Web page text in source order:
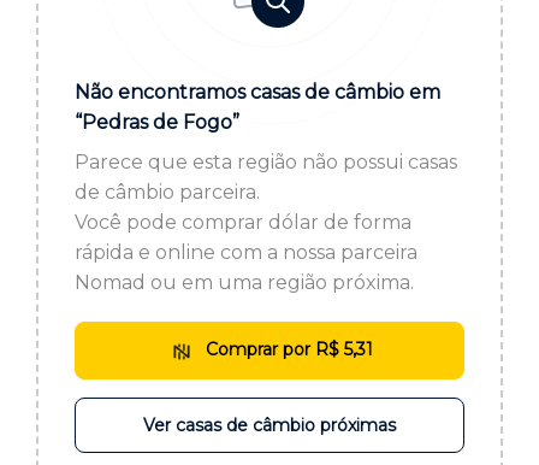
BROKER DE OFERTAS
ou cadastre-se se ainda não tem registro:
CADASTRE-SE
Não encontramos casas de câmbio em
“Pedras de Fogo”
Parece que esta região não possui casas
de câmbio parceira.
Você pode comprar dólar de forma
rápida e online com a nossa parceira
Nomad ou em uma região próxima.
Comprar por R$ 5,31
Ver casas de câmbio próximas